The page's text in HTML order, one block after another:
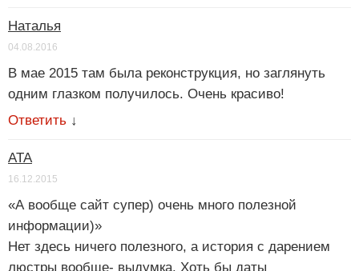
Наталья
04.08.2016
В мае 2015 там была реконструкция, но заглянуть
одним глазком получилось. Очень красиво!
Ответить ↓
АТА
16.12.2015
«А вообще сайт супер) очень много полезной
информации)»
Нет здесь ничего полезного, а история с дарением
люстры вообще- выдумка. Хоть бы даты